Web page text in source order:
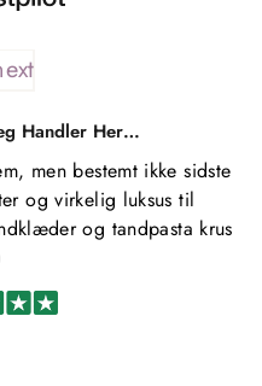
Handler Her…
men bestemt ikke sidste
og virkelig luksus til
og tandpasta krus